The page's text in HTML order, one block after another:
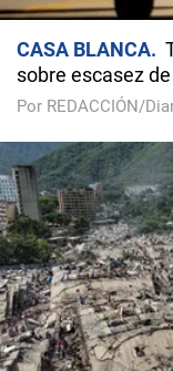
CASA BLANCA
sobre escasez
Por REDACCIÓN/